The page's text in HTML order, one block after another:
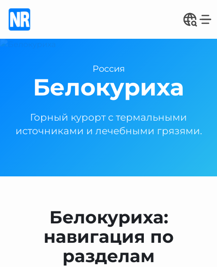
Россия
Белокуриха
Горный курорт с термальными
источниками и лечебными грязями.
Белокуриха:
навигация по
разделам